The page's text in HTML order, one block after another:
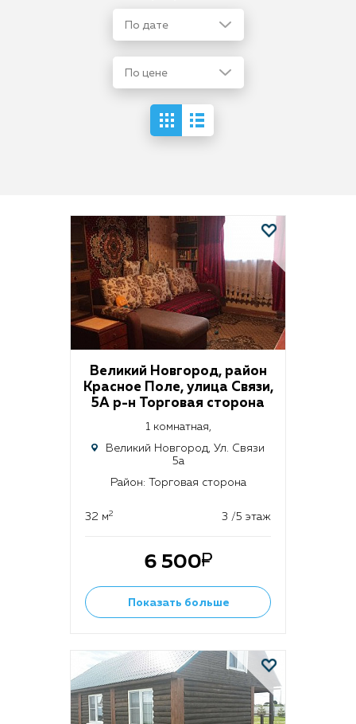
По дате
По цене
Великий Новгород, район
Красное Поле, улица Связи,
5А р-н Торговая сторона
1 комнатная,
Великий Новгород, Ул. Связи
5а
Район: Торговая сторона
32 м2 3 /5 этаж
6 500
Показать больше